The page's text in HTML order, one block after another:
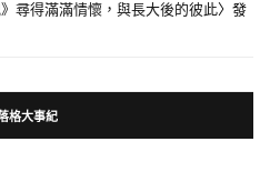
尋得滿滿情懷，與長大後的彼此〉發
格大事紀